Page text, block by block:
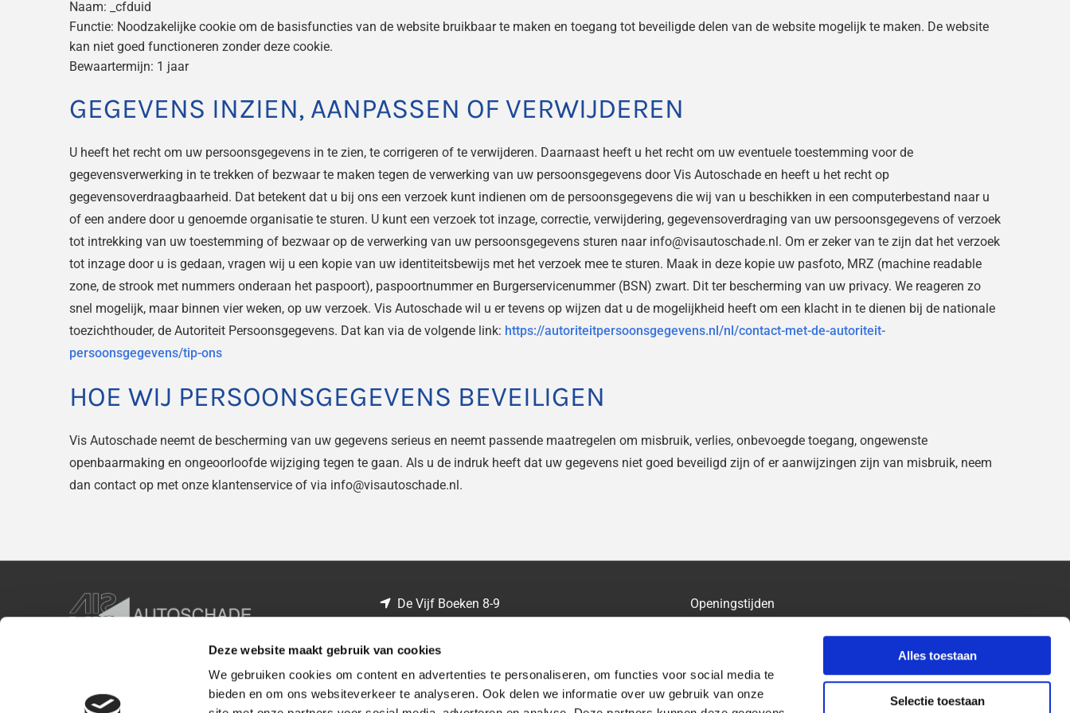
Deze website maakt gebruik van cookies
We gebruiken cookies om content en advertenties te personaliseren, om functies voor social media te
bieden en om ons websiteverkeer te analyseren. Ook delen we informatie over uw gebruik van onze
Alles toestaan
Selectie toestaan
Naam: _cfduid
Functie: Noodzakelijke cookie om de basisfuncties van de website bruikbaar te maken en toegang tot beveiligde delen van de website mogelijk te maken. De website
kan niet goed functioneren zonder deze cookie.
Bewaartermijn: 1 jaar
GEGEVENS INZIEN, AANPASSEN OF VERWIJDEREN
U heeft het recht om uw persoonsgegevens in te zien, te corrigeren of te verwijderen. Daarnaast heeft u het recht om uw eventuele toestemming voor de
gegevensverwerking in te trekken of bezwaar te maken tegen de verwerking van uw persoonsgegevens door Vis Autoschade en heeft u het recht op
gegevensoverdraagbaarheid. Dat betekent dat u bij ons een verzoek kunt indienen om de persoonsgegevens die wij van u beschikken in een computerbestand naar u
of een andere door u genoemde organisatie te sturen. U kunt een verzoek tot inzage, correctie, verwijdering, gegevensoverdraging van uw persoonsgegevens of verzoek
tot intrekking van uw toestemming of bezwaar op de verwerking van uw persoonsgegevens sturen naar info@visautoschade.nl. Om er zeker van te zijn dat het verzoek
tot inzage door u is gedaan, vragen wij u een kopie van uw identiteitsbewijs met het verzoek mee te sturen. Maak in deze kopie uw pasfoto, MRZ (machine readable
zone, de strook met nummers onderaan het paspoort), paspoortnummer en Burgerservicenummer (BSN) zwart. Dit ter bescherming van uw privacy. We reageren zo
snel mogelijk, maar binnen vier weken, op uw verzoek. Vis Autoschade wil u er tevens op wijzen dat u de mogelijkheid heeft om een klacht in te dienen bij de nationale
toezichthouder, de Autoriteit Persoonsgegevens. Dat kan via de volgende link: https://autoriteitpersoonsgegevens.nl/nl/contact-met-de-autoriteit-
persoonsgegevens/tip-ons
HOE WIJ PERSOONSGEGEVENS BEVEILIGEN
Vis Autoschade neemt de bescherming van uw gegevens serieus en neemt passende maatregelen om misbruik, verlies, onbevoegde toegang, ongewenste
openbaarmaking en ongeoorloofde wijziging tegen te gaan. Als u de indruk heeft dat uw gegevens niet goed beveiligd zijn of er aanwijzingen zijn van misbruik, neem
dan contact op met onze klantenservice of via info@visautoschade.nl.
De Vijf Boeken 8-9
KVK: 57639264
 Privacyverklaring
Contactgegevens
Openingstijden
07:00 - 17:30
09:00 - 12:30
Zondag
Gesloten